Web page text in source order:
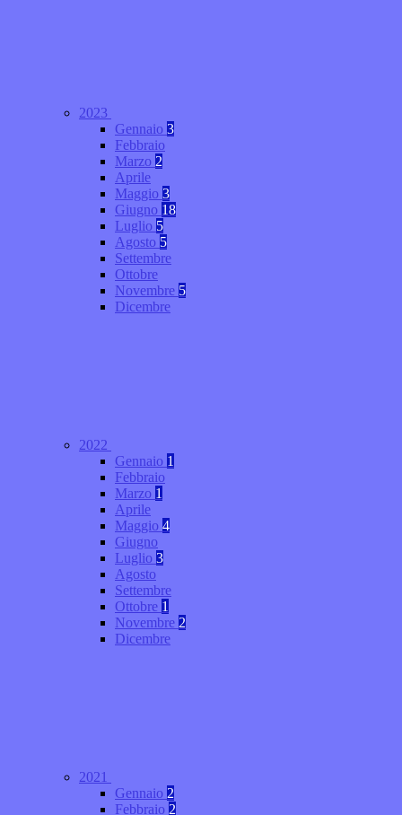
2023
Gennaio 3
Febbraio
Marzo 2
Aprile
Maggio 3
Giugno 18
Luglio 5
Agosto 5
Settembre
Ottobre
Novembre 5
Dicembre
2022
Gennaio 1
Febbraio
Marzo 1
Aprile
Maggio 4
Giugno
Luglio 3
Agosto
Settembre
Ottobre 1
Novembre 2
Dicembre
2021
Gennaio 2
Febbraio 2